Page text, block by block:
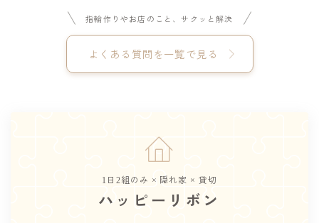
指輪作りやお店のこと、サクッと解決
よくある質問を一覧で見る
1日2組のみ × 隠れ家 × 貸切
ハッピーリボン